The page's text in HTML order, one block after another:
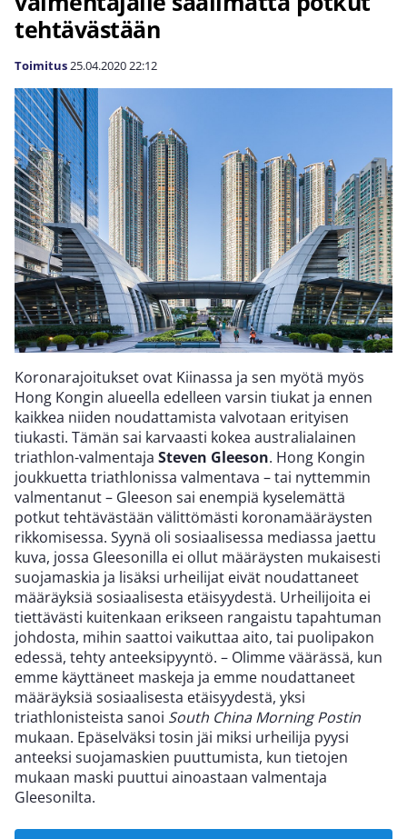
tehtävästään
Toimitus25.04.202022:12
Koronarajoitukset ovat Kiinassa ja sen myötä myös
Hong Kongin alueella edelleen varsin tiukat ja ennen
kaikkea niiden noudattamista valvotaan erityisen
tiukasti. Tämän sai karvaasti kokea australialainen
triathlon-valmentaja Steven Gleeson. Hong Kongin
joukkuetta triathlonissa valmentava – tai nyttemmin
valmentanut – Gleeson sai enempiä kyselemättä
potkut tehtävästään välittömästi koronamääräysten
rikkomisessa. Syynä oli sosiaalisessa mediassa jaettu
kuva, jossa Gleesonilla ei ollut määräysten mukaisesti
suojamaskia ja lisäksi urheilijat eivät noudattaneet
määräyksiä sosiaalisesta etäisyydestä. Urheilijoita ei
tiettävästi kuitenkaan erikseen rangaistu tapahtuman
johdosta, mihin saattoi vaikuttaa aito, tai puolipakon
edessä, tehty anteeksipyyntö. – Olimme väärässä, kun
emme käyttäneet maskeja ja emme noudattaneet
määräyksiä sosiaalisesta etäisyydestä, yksi
triathlonisteista sanoi South China Morning Postin
mukaan. Epäselväksi tosin jäi miksi urheilija pyysi
anteeksi suojamaskien puuttumista, kun tietojen
mukaan maski puuttui ainoastaan valmentaja
Gleesonilta.